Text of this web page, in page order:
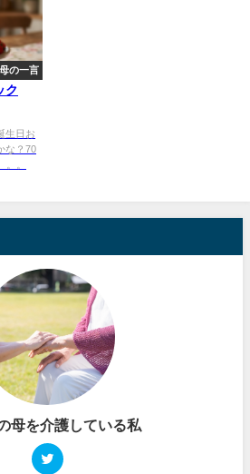
母の一言
ク
生日お
な？70
。
母を介護している私